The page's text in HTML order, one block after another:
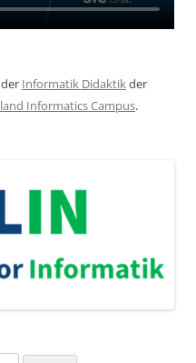
Informatik Didaktikder
Informatics Campus.